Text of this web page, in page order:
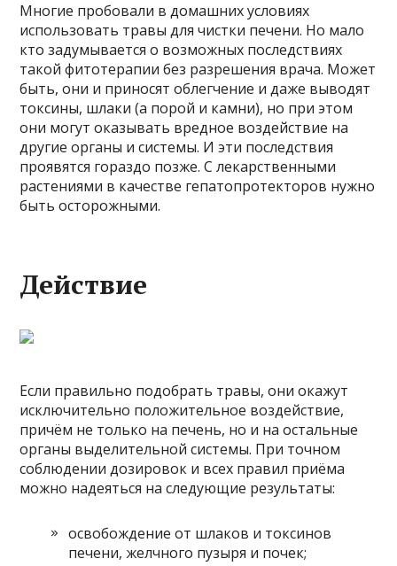
Многие пробовали в домашних условиях
использовать травы для чистки печени. Но мало
кто задумывается о возможных последствиях
такой фитотерапии без разрешения врача. Может
быть, они и приносят облегчение и даже выводят
токсины, шлаки (а порой и камни), но при этом
они могут оказывать вредное воздействие на
другие органы и системы. И эти последствия
проявятся гораздо позже. С лекарственными
растениями в качестве гепатопротекторов нужно
быть осторожными.
Действие
Если правильно подобрать травы, они окажут
исключительно положительное воздействие,
причём не только на печень, но и на остальные
органы выделительной системы. При точном
соблюдении дозировок и всех правил приёма
можно надеяться на следующие результаты:
освобождение от шлаков и токсинов
печени, желчного пузыря и почек;